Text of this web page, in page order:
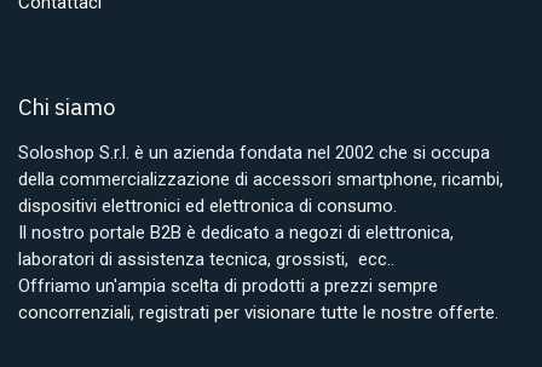
Chi siamo
Soloshop S.r.l. è un azienda fondata nel 2002 che si occupa
della commercializzazione di accessori smartphone, ricambi,
dispositivi elettronici ed elettronica di consumo.
Il nostro portale B2B è dedicato a negozi di elettronica,
laboratori di assistenza tecnica, grossisti, ecc..
Offriamo un'ampia scelta di prodotti a prezzi sempre
concorrenziali, registrati per visionare tutte le nostre offerte.